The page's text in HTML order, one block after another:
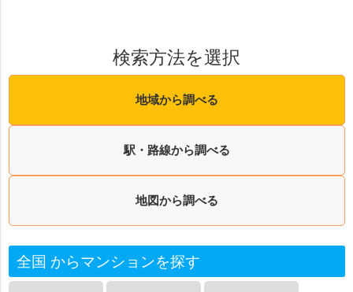
検索方法を選択
地域から調べる
駅・路線から調べる
地図から調べる
全国 からマンションを探す